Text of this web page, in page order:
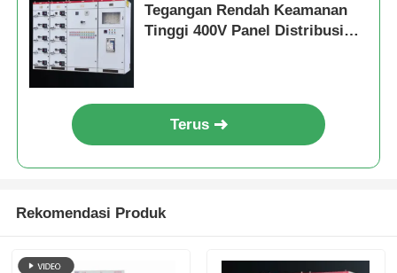
Switchgear tegangan rendah
AIS Gardu Induk Berisolasi Udara
GIS Sakelar Berisolasi Gas
Sakelar Berinsulasi Padat
Sakelar Ring Utama
Tegangan Rendah Keamanan
Tinggi 400V Panel Distribusi
Terus
Rekomendasi Produk